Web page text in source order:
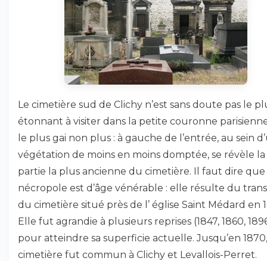
Le cimetière sud de Clichy n’est sans doute pas le
étonnant à visiter dans la petite couronne
le plus gai non plus : à gauche de l’entrée, au sein
végétation de moins en moins domptée, se révèle la
partie la plus ancienne du cimetière. Il faut dire
nécropole est d’âge vénérable : elle résulte du
du cimetière situé près de l’ église Saint Médard en
Elle fut agrandie à plusieurs reprises (1847, 1860,
pour atteindre sa superficie actuelle. Jusqu’en
cimetière fut commun à Clichy et Levallois-Perret.